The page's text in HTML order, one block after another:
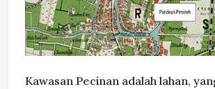
Kawasan Pecinan adalah lahan,